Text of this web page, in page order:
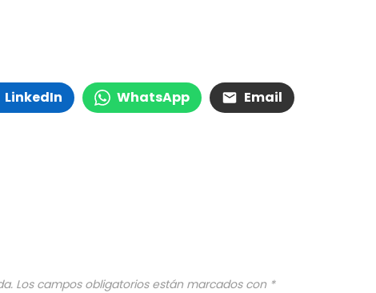
LinkedIn WhatsApp Email
Los campos obligatorios están marcados con *